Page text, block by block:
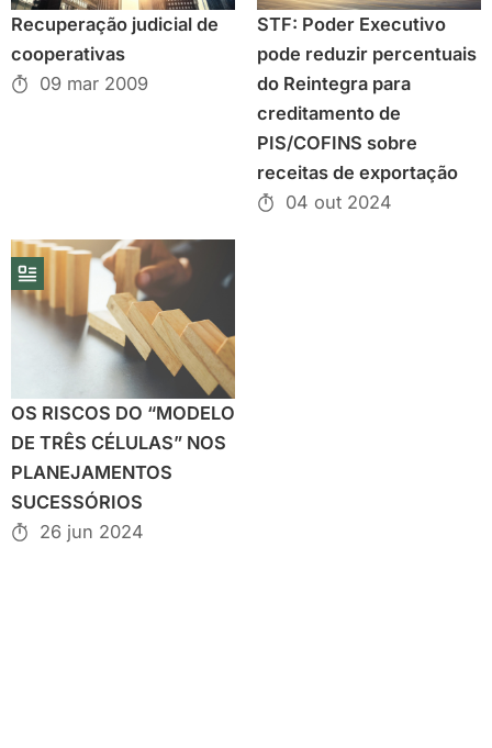
Recuperação judicial de
cooperativas
09 mar 2009
STF: Poder Executivo
pode reduzir percentuais
do Reintegra para
creditamento de
PIS/COFINS sobre
receitas de exportação
04 out 2024
OS RISCOS DO “MODELO
DE TRÊS CÉLULAS” NOS
PLANEJAMENTOS
SUCESSÓRIOS
26 jun 2024